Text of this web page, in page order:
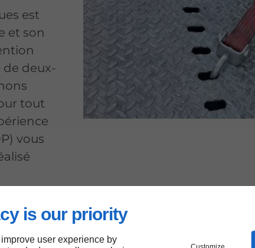
is our priority
user experience by
est
et son
deux-
tout
vous